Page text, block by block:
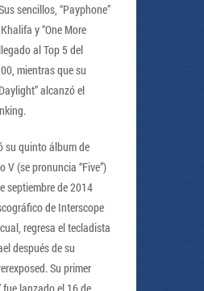
sencillos, “Payphone”
y “One More
al Top 5 del
mientras que su
alcanzó el
su quinto álbum de
V (se pronuncia “Five”)
septiembre de 2014
de Interscope
regresa el tecladista
después de su
Su primer